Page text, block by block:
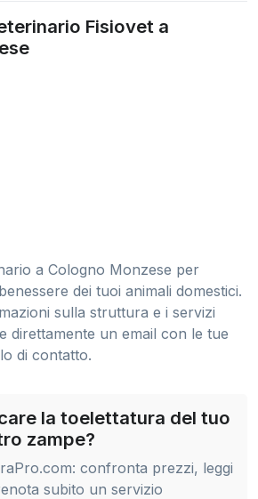
Fisiovet a
a Cologno Monzese per
dei tuoi animali domestici.
sulla struttura e i servizi
direttamente un email con le tue
di contatto.
la toelettatura del tuo
zampe?
confronta prezzi, leggi
subito un servizio